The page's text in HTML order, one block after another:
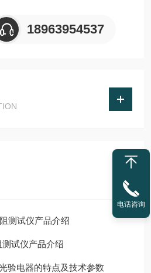
18963954537
测试仪产品介绍
试仪产品介绍
验电器的特点及技术参数
电话咨询